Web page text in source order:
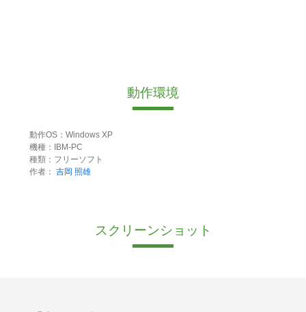
動作環境
動作OS：Windows XP
機種：IBM-PC
種類：フリーソフト
作者： 吉岡 照雄
スクリーンショット